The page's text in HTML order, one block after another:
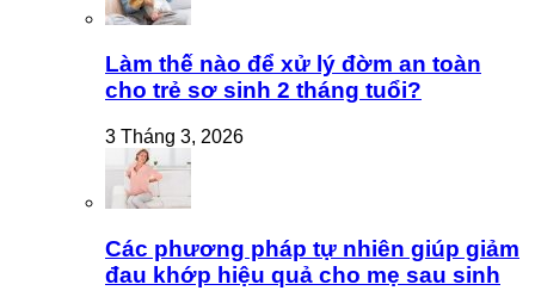
Làm thế nào để xử lý đờm an toàn
cho trẻ sơ sinh 2 tháng tuổi?
3 Tháng 3, 2026
Các phương pháp tự nhiên giúp giảm
đau khớp hiệu quả cho mẹ sau sinh